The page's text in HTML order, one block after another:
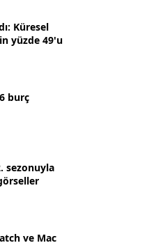
Küresel
yüzde 49'u
burç
sezonuyla
ve Mac